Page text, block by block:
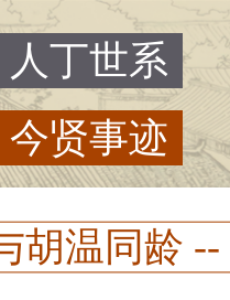
人丁世系
今贤事迹
胡温同龄